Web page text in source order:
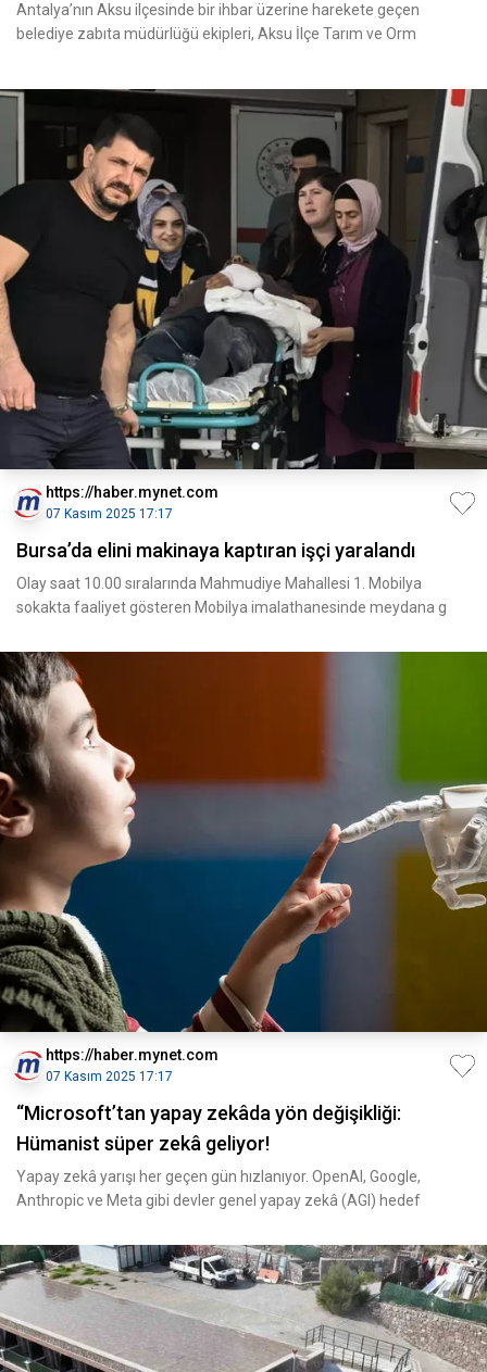
Antalya’nın Aksu ilçesinde bir ihbar üzerine harekete geçen
belediye zabıta müdürlüğü ekipleri, Aksu İlçe Tarım ve Orm
https://haber.mynet.com
07 Kasım 2025 17:17
Bursa’da elini makinaya kaptıran işçi yaralandı
Olay saat 10.00 sıralarında Mahmudiye Mahallesi 1. Mobilya
sokakta faaliyet gösteren Mobilya imalathanesinde meydana g
https://haber.mynet.com
07 Kasım 2025 17:17
“Microsoft’tan yapay zekâda yön değişikliği:
Hümanist süper zekâ geliyor!
Yapay zekâ yarışı her geçen gün hızlanıyor. OpenAI, Google,
Anthropic ve Meta gibi devler genel yapay zekâ (AGI) hedef